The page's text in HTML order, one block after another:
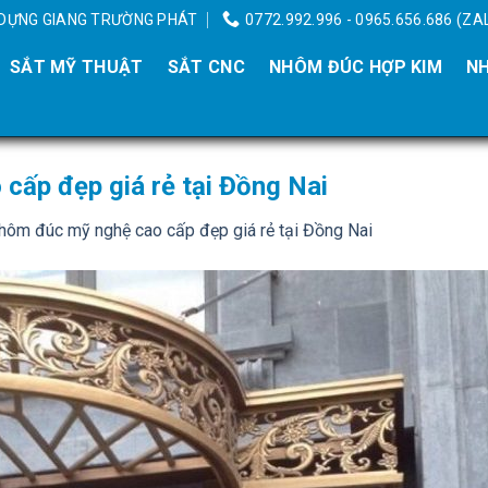
GIANG TRƯỜNG PHÁT 0772.992.996 - 0965.656.686
SẮT MỸ THUẬT SẮT CNC NHÔM ĐÚC HỢP KIM
cấp đẹp giá rẻ tại Đồng Nai
đúc mỹ nghệ cao cấp đẹp giá rẻ tại Đồng Nai